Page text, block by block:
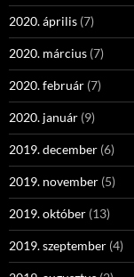
2020. április (7)
2020. március (7)
2020. február (7)
2020. január (9)
2019. december (6)
2019. november (5)
2019. október (13)
2019. szeptember (4)